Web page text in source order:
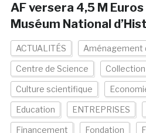
AF versera 4,5 M
Muséum National
ACTUALITÉS Aménagement
Centre de Science Collection
Culture scientifique
Education ENTREPRISES
Financement Fondation